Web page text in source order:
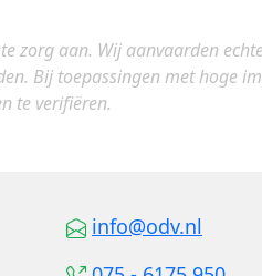
zorg aan. Wij aanvaarden
Bij toepassingen met hoge
te verifiëren.
info@odv.nl